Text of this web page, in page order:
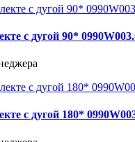
с дугой 90*
с дугой 180*